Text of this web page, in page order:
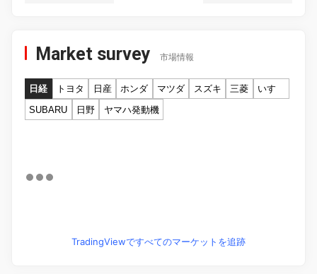
Market survey 市場情報
日経 トヨタ 日産 ホンダ マツダ スズキ 三菱
いすゞ
SUBARU
日野 ヤマハ発動機
TradingViewですべてのマーケットを追跡